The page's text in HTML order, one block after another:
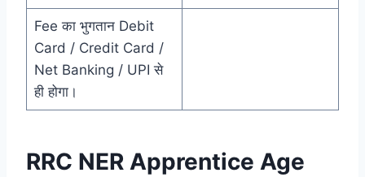
Fee का भुगतान Debit
Card / Credit Card /
Net Banking / UPI से
ही होगा।
RRC NER Apprentice Age